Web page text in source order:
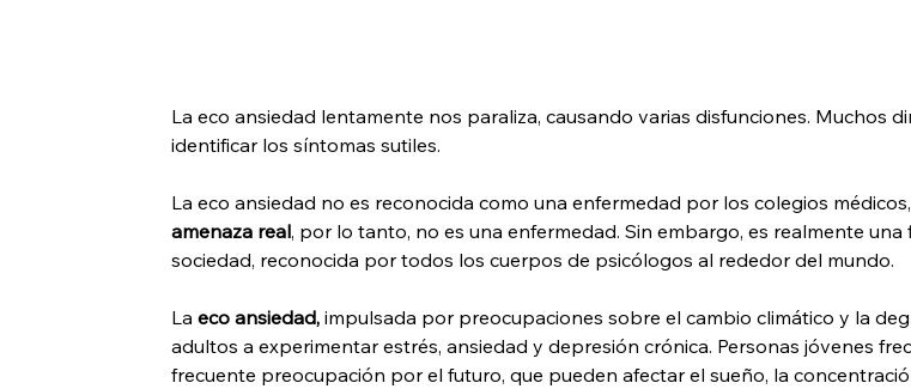
La eco ansiedad lentamente nos paraliza, causando varias disfunciones. Muchos
identificar los síntomas sutiles.
La eco ansiedad no es reconocida como una enfermedad por los colegios
amenaza real, por lo tanto, no es una enfermedad. Sin embargo, es realmente
sociedad, reconocida por todos los cuerpos de psicólogos al rededor del mundo.
La eco ansiedad, impulsada por preocupaciones sobre el cambio climático y la
adultos a experimentar estrés, ansiedad y depresión crónica. Personas jóvenes
frecuente preocupación por el futuro, que pueden afectar el sueño, la